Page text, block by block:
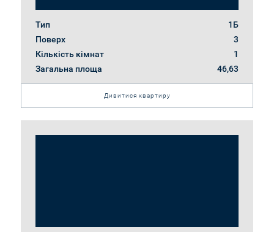
Тип
1Б
Поверх
3
Кількість кімнат
1
Загальна площа
46,63
Дивитися квартиру